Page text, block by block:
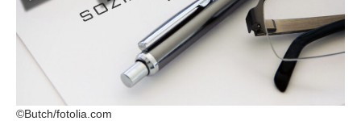
©Butch/fotolia.com